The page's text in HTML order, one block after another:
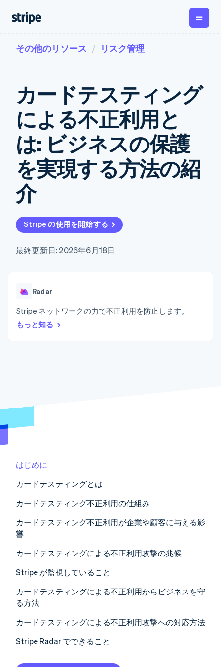
支払い
オンライン決
済
Managed
Payments
マーチャント
オブレコード
ソリューショ
ン
Payment links
コーディング
不要の決済ペ
ージ
Checkout
構築済み決済
UI
Elements
ポーネント
決済手段
済手段を利用
Boost
決済成功率の
Link
スピーディー
収益
経常収益
Metronome
従量課金
サブスクリ
プション
サブスクリ
プションの
管理
Invoicing
1 回限りまた
は継続
Recognition
自動化
データの同
Global
Payouts
第三者
への入
金
ットプ
イス
築
Radar
カーボンリムーバル
Identity
オンライン本人確認
Stripe が AI の経済インフラをどのように構築しているかを
こちらをご覧ください
企業規模別
ユースケース別
エージェンティックコマ
ース
E コマース / ECサイト
埋込型金融
請求・財務関連
プラットフォーム
SaaS
ゲーム
ホスピタリティ、旅行、
メディアおよびエンター
ドキュメント
ライブラリと SDK
Stripe Apps
ガイド
オンライン決済を受け付
け
構築済みの決済を実装
理
従量課金請求を提供
のカードを発行
エージェントによるサー
と管理
リソース
コードサンプル
学ぶ
ガイド
サポート
サポートに問い合わせる
管理サポートプラン
プロフェッショナルサー
ビス
会社
製品ロードマップ
レンス
ニュースルーム
お問い合わせ
その他のリソース リスク管理
カードテスティング
による不正利用と
は: ビジネスの保護
を実現する方法の紹
介
Stripe の使用を開始する
最終更新日: 2026年6月18日
Radar
Stripe ネットワークの力で不正利用を防止します。
もっと知る
はじめに
カードテスティングとは
カードテスティング不正利用の仕組み
カードテスティング不正利用が企業や顧客に与える影
響
企業への影響
顧客への影響
カードテスティングによる不正利用攻撃の兆候
Stripe が監視していること
カードテスティングによる不正利用からビジネスを守
る方法
効果的なセキュリティ対策とツール
決済処理のベストプラクティス
カードテスティングによる不正利用攻撃への対応方法
カードテスティングによる不正利用が検知された際に
Stripe Radar でできること